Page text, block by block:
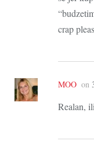
crap
MOO on
Realan,